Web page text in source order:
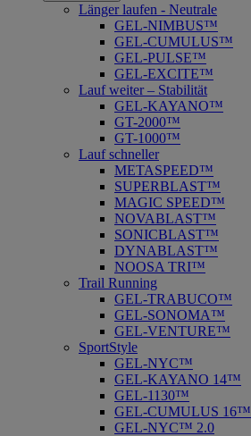
Länger laufen - Neutrale
GEL-NIMBUS™
GEL-CUMULUS™
GEL-PULSE™
GEL-EXCITE™
Lauf weiter – Stabilität
GEL-KAYANO™
GT-2000™
GT-1000™
Lauf schneller
METASPEED™
SUPERBLAST™
MAGIC SPEED™
NOVABLAST™
SONICBLAST™
DYNABLAST™
NOOSA TRI™
Trail Running
GEL-TRABUCO™
GEL-SONOMA™
GEL-VENTURE™
SportStyle
GEL-NYC™
GEL-KAYANO 14™
GEL-1130™
GEL-CUMULUS 16™
GEL-NYC™ 2.0